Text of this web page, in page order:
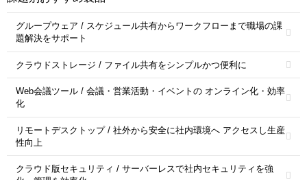
グループウェア / スケジュール共有からワークフローまで職場の課
題解決をサポート
クラウドストレージ / ファイル共有をシンプルかつ便利に
Web会議ツール / 会議・営業活動・イベントの オンライン化・効率
化
リモートデスクトップ / 社外から安全に社内環境へ アクセスし生産
性向上
クラウド版セキュリティ / サーバーレスで社内セキュリティを強